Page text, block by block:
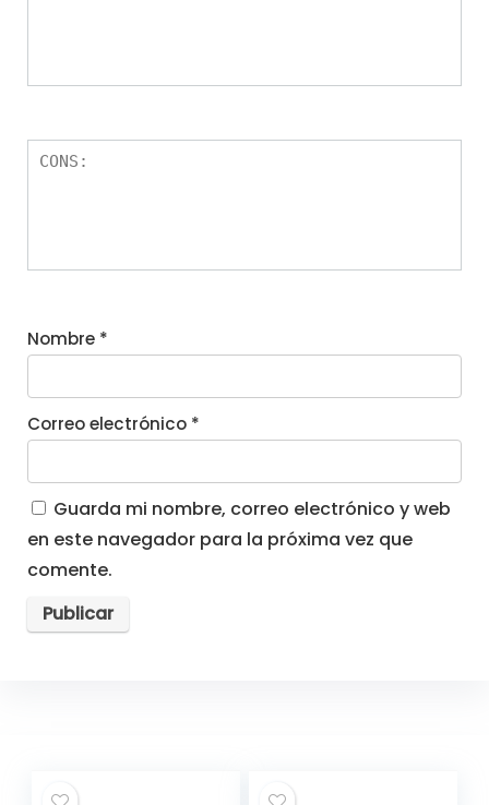
Nombre *
Correo electrónico *
Guarda mi nombre, correo electrónico y web
en este navegador para la próxima vez que
comente.